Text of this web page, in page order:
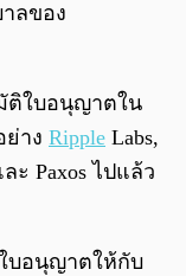
ลของ
ติใบอนุญาตใน
าง Ripple Labs,
ะ Paxos ไปแล้ว
บอนุญาตให้กับ